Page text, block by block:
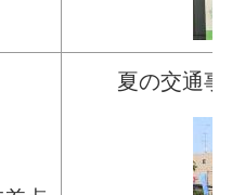
夏の交通